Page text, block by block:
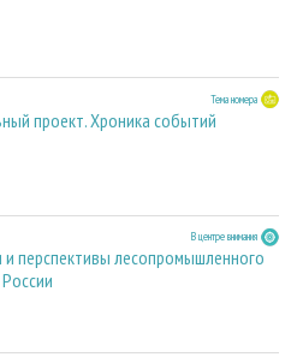
Тема номера
проект. Хроника событий
В центре внимания
и перспективы лесопромышленного